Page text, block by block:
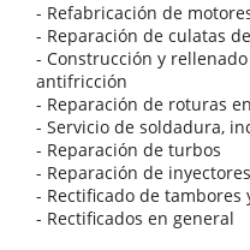
- Refabricación de
- Reparación de culatas
- Construcción y
antifricción
- Reparación de roturas
- Servicio de soldadura,
- Reparación de turbos
- Reparación de
- Rectificado de tambores
- Rectificados en general